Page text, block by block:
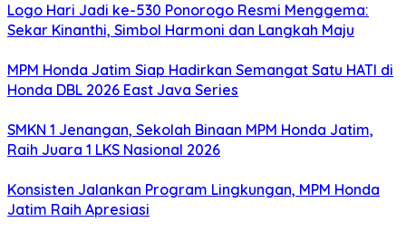
Logo Hari Jadi ke-530 Ponorogo Resmi Menggema:
Sekar Kinanthi, Simbol Harmoni dan Langkah Maju
MPM Honda Jatim Siap Hadirkan Semangat Satu HATI di
Honda DBL 2026 East Java Series
SMKN 1 Jenangan, Sekolah Binaan MPM Honda Jatim,
Raih Juara 1 LKS Nasional 2026
Konsisten Jalankan Program Lingkungan, MPM Honda
Jatim Raih Apresiasi